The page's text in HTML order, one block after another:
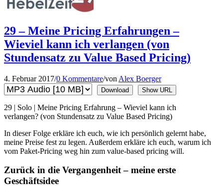
29 – Meine Pricing Erfahrungen –
Wieviel kann ich verlangen (von
Stundensatz zu Value Based Pricing)
4. Februar 2017/0 Kommentare/von Alex Boerger
Download Show URL
29 | Solo | Meine Pricing Erfahrung – Wieviel kann ich
verlangen? (von Stundensatz zu Value Based Pricing)
In dieser Folge erkläre ich euch, wie ich persönlich gelernt habe,
meine Preise fest zu legen. Außerdem erkläre ich euch, warum ich
vom Paket-Pricing weg hin zum value-based pricing will.
Zurück in die Vergangenheit – meine erste
Geschäftsidee